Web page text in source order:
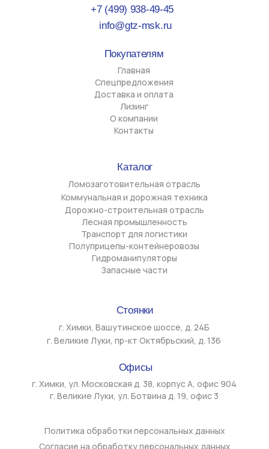
Полуприцепы-контейнеровозы
Гидроманипуляторы
Запасные части
г. Химки, ул. Московская д. 38, корпус А, офис 904
г. Великие Луки, ул. Ботвина д. 19, офис 3
г. Химки, Вашутинское шоссе, д. 24Б
г. Великие Луки, пр-кт Октябрьский, д. 136
Стоянки
Офисы
Разработка сайта
ООО "Джитизет", ИНН 6025051738, ОГРН
1196027003380
Юридический адрес 182113, Псковская обл, г. Великие
Луки, пр-т Октябрьский 136, каб. 17
Фактический адрес 141420, Московская обл, г. Химки,
ул. Московская стр. 38А, оф. 904
Обращаем Ваше внимание на то, что данный интернет-сайт
носит исключительно информационный характер и ни при каких
условиях информационные материалы и цены, размещенные на
сайте, не являются публичной офертой, определяемой
положениями ст. 437 ГК РФ. Все товарные знаки, логотипы,
обозначения применимости и совместимости техники или
комплектующих, поставляемых ООО «ДЖИТИЗЕТ». ООО
«ДЖИТИЗЕТ» не является официальным дилером,
представителем или аффилированным лицом указанных
производителей. Использование товарных знаков на сайте не
направлено на введение в заблуждение потребителей и не
информационных материалов, размещённых на сайте, в том
лицам, опубликование или иные действия, считающиеся
использованием в соответствии со ст. 1270 ГК РФ, без
письменного согласия ООО «Джитизет» не допускается за